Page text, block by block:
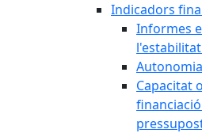
Indicadors
Informes
Capacitat